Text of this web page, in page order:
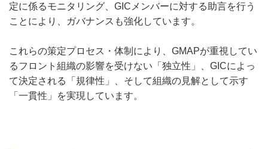
定に係るモニタリング、GICメンバーに対する助言を行う
ことにより、ガバナンスも強化しています。
これらの策定プロセス・体制により、GMAPが重視してい
るフロント組織の影響を受けない「独立性」、GICによっ
て決定される「規律性」、そして組織の見解として示す
「一貫性」を実現しています。